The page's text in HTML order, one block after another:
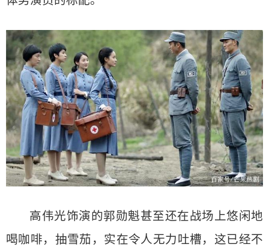
高伟光饰演的郭勋魁甚至还在战场上悠闲地
喝咖啡，抽雪茄，实在令人无力吐槽，这已经不